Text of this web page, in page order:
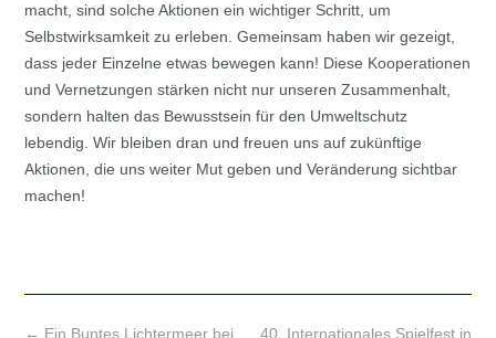
macht, sind solche Aktionen ein wichtiger Schritt, um
Selbstwirksamkeit zu erleben. Gemeinsam haben wir gezeigt,
dass jeder Einzelne etwas bewegen kann! Diese Kooperationen
und Vernetzungen stärken nicht nur unseren Zusammenhalt,
sondern halten das Bewusstsein für den Umweltschutz
lebendig. Wir bleiben dran und freuen uns auf zukünftige
Aktionen, die uns weiter Mut geben und Veränderung sichtbar
machen!
Post
40. Internationales Spielfest in
← Ein Buntes Lichtermeer bei